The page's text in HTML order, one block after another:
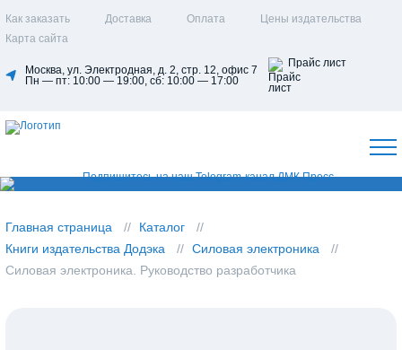
Как заказать Доставка Оплата
Цены издательства
Карта сайта
Москва, ул. Электродная, д. 2, стр. 12, офис 7
Пн — пт: 10:00 — 19:00, сб: 10:00 — 17:00
Прайс лист
Главная страница
Каталог
Книги издательства Додэка
Силовая электроника
Силовая электроника. Руководство разработчика